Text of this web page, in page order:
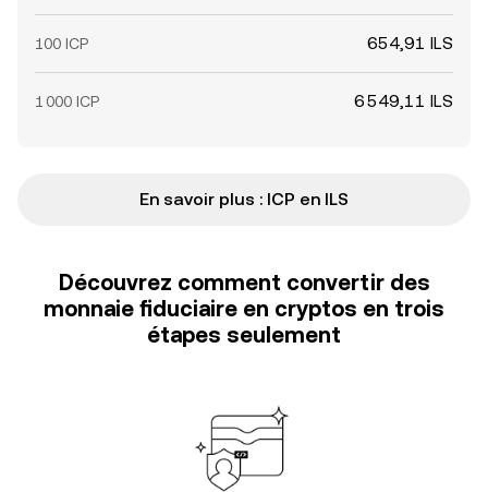
100 ICP 654,91 ILS
1 000 ICP 6 549,11 ILS
En savoir plus : ICP en ILS
Découvrez comment convertir des
monnaie fiduciaire en cryptos en trois
étapes seulement